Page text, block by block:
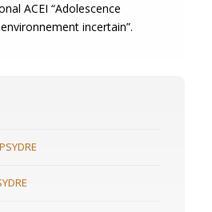
ACEI “Adolescence
incertain”.